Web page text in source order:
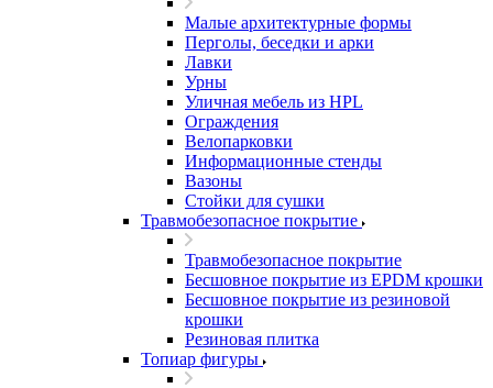
Малые архитектурные формы
Перголы, беседки и арки
Лавки
Урны
Уличная мебель из HPL
Ограждения
Велопарковки
Информационные стенды
Вазоны
Стойки для сушки
Травмобезопасное покрытие
Травмобезопасное покрытие
Бесшовное покрытие из EPDM крошки
Бесшовное покрытие из резиновой
крошки
Резиновая плитка
Топиар фигуры